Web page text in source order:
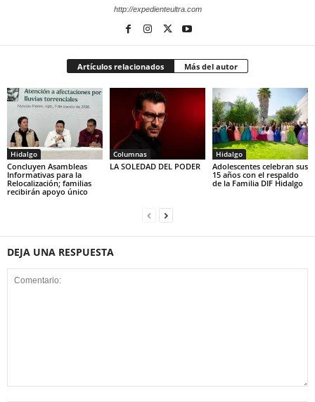
http://expedienteultra.com
Artículos relacionados Más del autor
Hidalgo
Concluyen Asambleas
Informativas para la
Relocalización; familias
recibirán apoyo único
Columnas
LA SOLEDAD DEL PODER
Hidalgo
Adolescentes celebran sus
15 años con el respaldo
de la Familia DIF Hidalgo
DEJA UNA RESPUESTA